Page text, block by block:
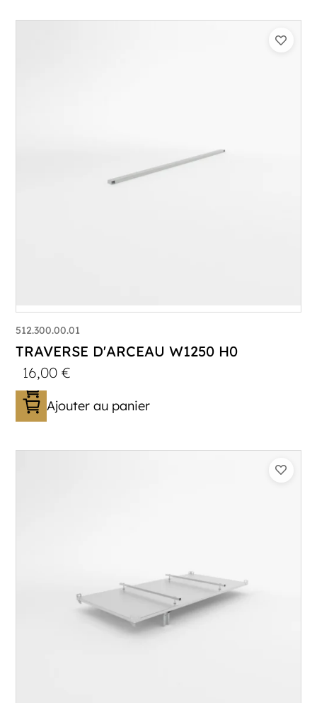
512.300.00.01
TRAVERSE D'ARCEAU W1250 H0
16,00€
Ajouter au panier